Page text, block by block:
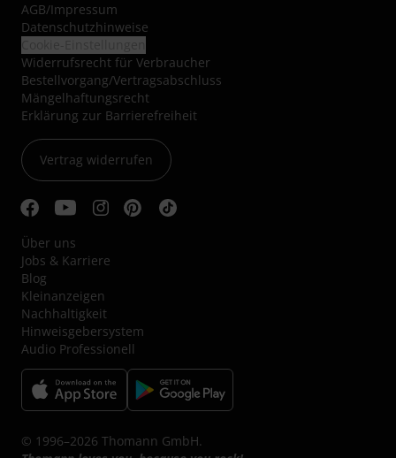
AGB/Impressum
Datenschutzhinweise
Widerrufsrecht für Verbraucher
Bestellvorgang/Vertragsabschluss
Mängelhaftungsrecht
Erklärung zur Barrierefreiheit
Vertrag widerrufen
Über uns
Jobs & Karriere
Blog
Kleinanzeigen
Nachhaltigkeit
Hinweisgebersystem
Audio Professionell
© 1996–2026 Thomann GmbH.